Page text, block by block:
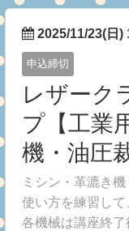
2025/11/23(日)
申込締切
レザーク
プ【工業
機・油圧
ミシン・革漉き
使い方を練習して
各機械は講座終了